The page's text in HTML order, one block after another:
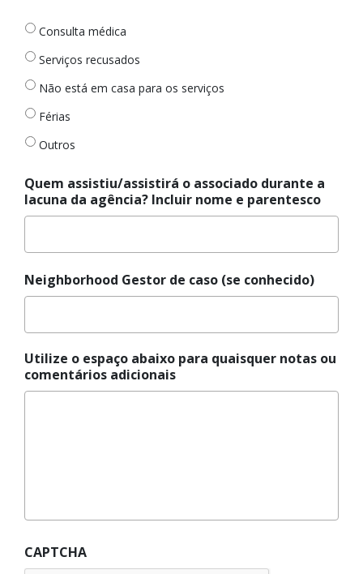
Consulta médica
Serviços recusados
Não está em casa para os serviços
Férias
Outros
Quem assistiu/assistirá o associado durante a
lacuna da agência? Incluir nome e parentesco
Neighborhood Gestor de caso (se conhecido)
Utilize o espaço abaixo para quaisquer notas ou
comentários adicionais
CAPTCHA